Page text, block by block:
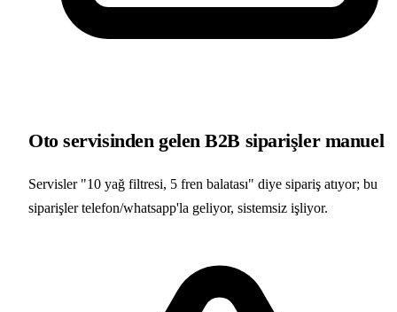
Oto servisinden gelen B2B siparişler manuel
Servisler "10 yağ filtresi, 5 fren balatası" diye sipariş atıyor; bu
siparişler telefon/whatsapp'la geliyor, sistemsiz işliyor.